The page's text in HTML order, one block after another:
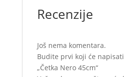
Recenzije
Još nema komentara.
Budite prvi koji će
„Četka Nero 45cm“